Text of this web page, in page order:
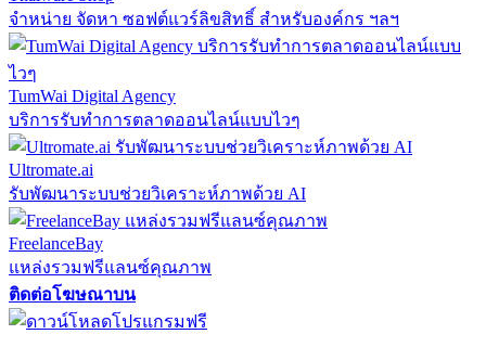
จำหน่าย จัดหา ซอฟต์แวร์ลิขสิทธิ์ สำหรับองค์กร ฯลฯ
TumWai Digital Agency
บริการรับทำการตลาดออนไลน์แบบไวๆ
Ultromate.ai
รับพัฒนาระบบช่วยวิเคราะห์ภาพด้วย AI
FreelanceBay
แหล่งรวมฟรีแลนซ์คุณภาพ
ติดต่อโฆษณาบน